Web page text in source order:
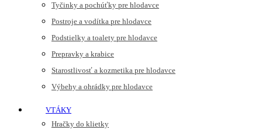
Tyčinky a pochúťky pre hlodavce
Postroje a vodítka pre hlodavce
Podstielky a toalety pre hlodavce
Prepravky a krabice
Starostlivosť a kozmetika pre hlodavce
Výbehy a ohrádky pre hlodavce
VTÁKY
Hračky do klietky